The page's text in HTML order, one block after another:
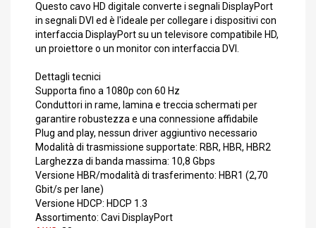
Questo cavo HD digitale converte i segnali DisplayPort
in segnali DVI ed è l'ideale per collegare i dispositivi con
interfaccia DisplayPort su un televisore compatibile HD,
un proiettore o un monitor con interfaccia DVI.
Dettagli tecnici
Supporta fino a 1080p con 60 Hz
Conduttori in rame, lamina e treccia schermati per
garantire robustezza e una connessione affidabile
Plug and play, nessun driver aggiuntivo necessario
Modalità di trasmissione supportate: RBR, HBR, HBR2
Larghezza di banda massima: 10,8 Gbps
Versione HBR/modalità di trasferimento: HBR1 (2,70
Gbit/s per lane)
Versione HDCP: HDCP 1.3
Assortimento: Cavi DisplayPort